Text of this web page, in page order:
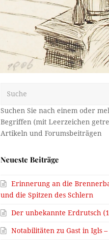
Neueste Beiträge
Erinnerung an die
und die Spitzen des Schlern
Der unbekannte Erdrutsch
Notabilitäten zu Gast in Igls